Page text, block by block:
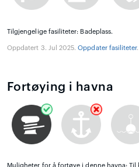
Tilgjengelige fasiliteter: Badeplass.
Oppdatert 3. Jul 2025.Oppdater fasiliteter.
Fortøying i havna
Muligheter for å fortøye i denne havna: Til